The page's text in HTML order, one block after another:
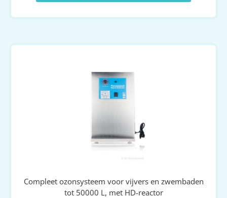
Compleet ozonsysteem voor vijvers en zwembaden
tot 50000 L, met HD-reactor